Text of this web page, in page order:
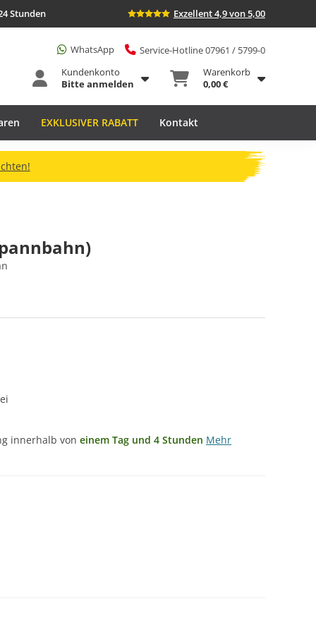
Stunden Exzellent 4,9 von 5,00
WhatsApp
Service-Hotline 07961 / 5799-0
Kundenkonto
Bitte anmelden
Warenkorb
0,00 €
EXKLUSIVER RABATT Kontakt
innerhalb von einem Tag und 4 Stunden Mehr